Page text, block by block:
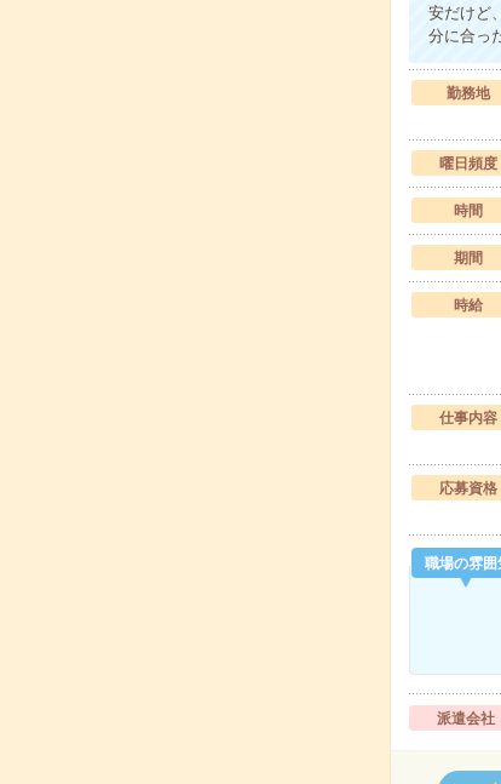
安だけど
分に合っ
勤務地
曜日頻度
時間
期間
時給
仕事内容
応募資格
職場の雰囲
派遣会社